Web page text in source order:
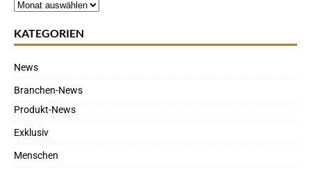
KATEGORIEN
News
Branchen-News
Produkt-News
Exklusiv
Menschen